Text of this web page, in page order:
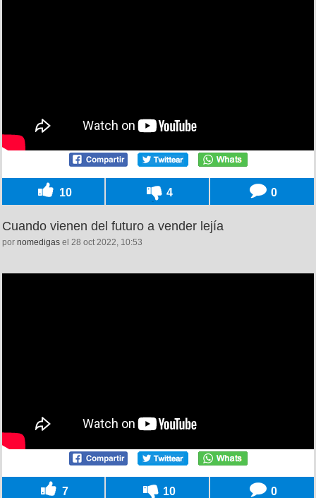
10 4 0
Cuando vienen del futuro a vender lejía
por nomedigas el 28 oct 2022, 10:53
7 10 0